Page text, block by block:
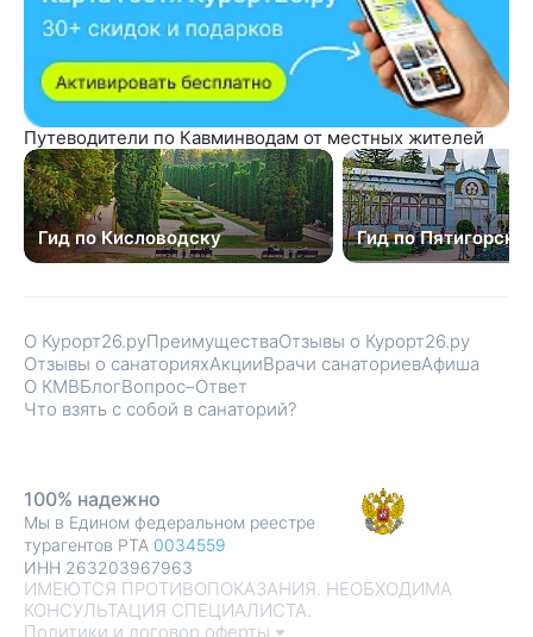
Путеводители по Кавминводам от местных жителей
Гид по Кисловодску Гид по Пятигорску
О Курорт26.руПреимуществаОтзывы о Курорт26.ру
Отзывы о санаторияхАкцииВрачи санаториевАфиша
О КМВБлогВопрос–Ответ
Что взять с собой в санаторий?
ИМЕЮТСЯ ПРОТИВОПОКАЗАНИЯ. НЕОБХОДИМА
КОНСУЛЬТАЦИЯ СПЕЦИАЛИСТА.
Политики и договор оферты
100% надежно
Мы в Едином федеральном реестре
турагентов РТА 0034559
ИНН 263203967963